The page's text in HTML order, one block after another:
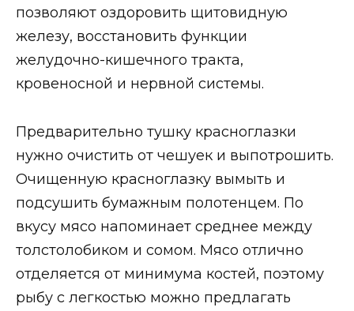
позволяют оздоровить щитовидную
железу, восстановить функции
желудочно-кишечного тракта,
кровеносной и нервной системы.
Предварительно тушку красноглазки
нужно очистить от чешуек и выпотрошить.
Очищенную красноглазку вымыть и
подсушить бумажным полотенцем. По
вкусу мясо напоминает среднее между
толстолобиком и сомом. Мясо отлично
отделяется от минимума костей, поэтому
рыбу с легкостью можно предлагать